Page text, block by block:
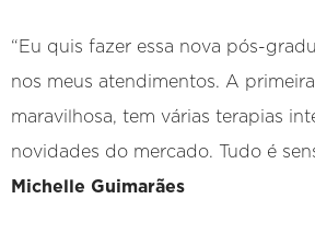
“Eu quis fazer essa nova pós-
nos meus atendimentos. A
maravilhosa, tem várias terapias
novidades do mercado. Tudo é
Michelle Guimarães